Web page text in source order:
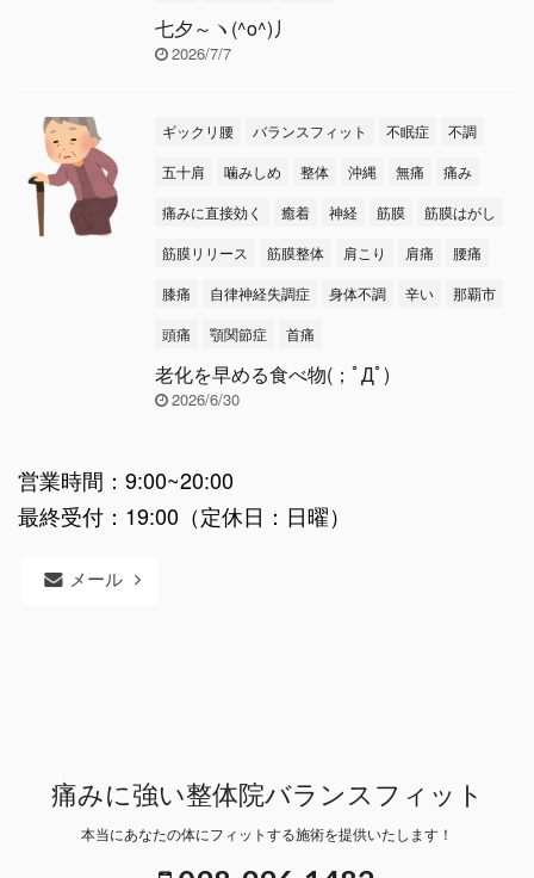
七夕～ヽ(^o^)丿
2026/7/7
ギックリ腰 バランスフィット 不眠症
不調
五十肩
噛みしめ 整体 沖縄 無痛
痛み
痛みに直接効く
癒着 神経 筋膜
筋膜はがし
筋膜リリース
筋膜整体 肩こり 肩痛
腰痛
膝痛
自律神経失調症 身体不調 辛い
那覇市
頭痛
顎関節症 首痛
老化を早める食べ物(；ﾟДﾟ)
2026/6/30
営業時間：9:00~20:00
最終受付：19:00（定休日：日曜）
メール
痛みに強い整体院バランスフィット
本当にあなたの体にフィットする施術を提供いたします！